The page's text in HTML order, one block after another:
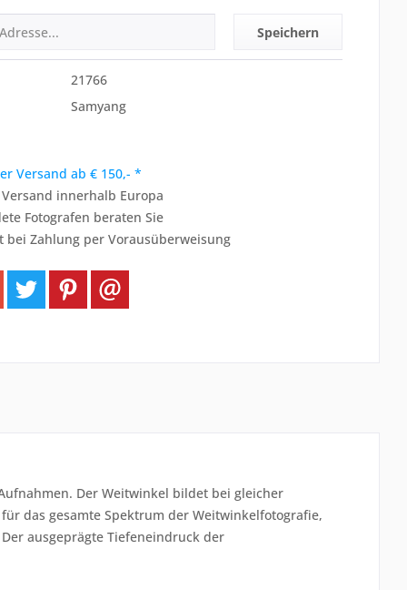
Speichern
21766
Samyang
Versand ab € 150,- *
innerhalb Europa
Fotografen beraten Sie
bei Zahlung per Vorausüberweisung
Der Weitwinkel bildet bei gleicher
das gesamte Spektrum der Weitwinkelfotografie,
ausgeprägte Tiefeneindruck der